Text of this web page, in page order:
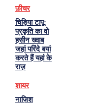
फ़ीचर
चिड़िया टापू:
प्रकृति का वो
हसीन ख्वाब
जहां परिंदे बयां
करते हैं यहां के
राज़
शायर
नाज़िश